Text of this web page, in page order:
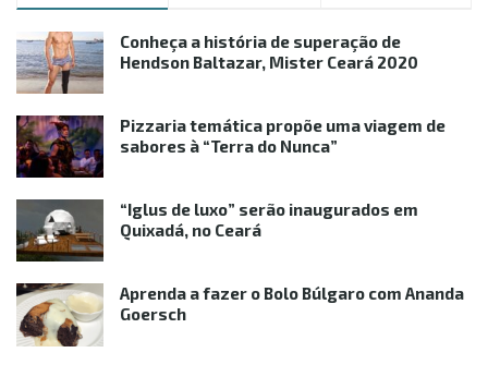
Conheça a história de superação de
Hendson Baltazar, Mister Ceará 2020
Pizzaria temática propõe uma viagem de
sabores à “Terra do Nunca”
“Iglus de luxo” serão inaugurados em
Quixadá, no Ceará
Aprenda a fazer o Bolo Búlgaro com Ananda
Goersch